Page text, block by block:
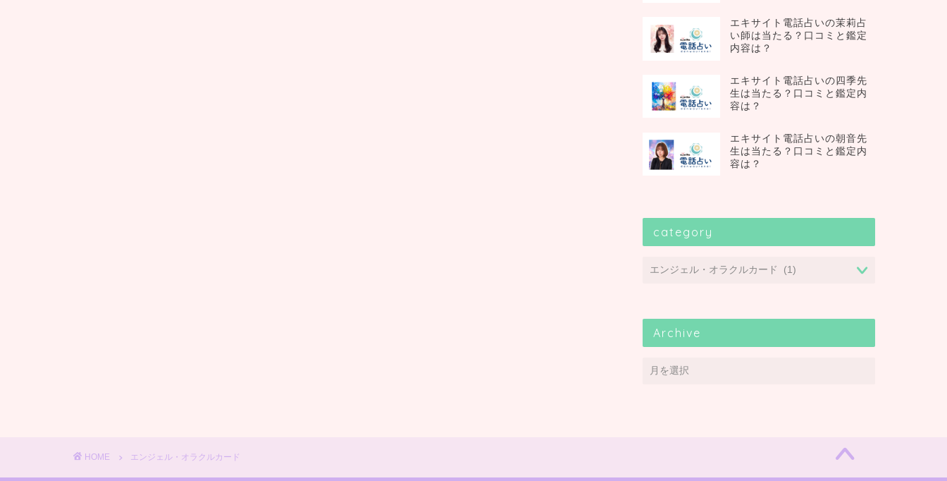
エキサイト電話占いの茉莉占
い師は当たる？口コミと鑑定
内容は？
エキサイト電話占いの四季先
生は当たる？口コミと鑑定内
容は？
エキサイト電話占いの朝音先
生は当たる？口コミと鑑定内
容は？
category
Archive
HOME エンジェル・オラクルカード